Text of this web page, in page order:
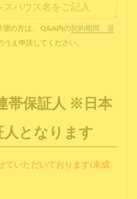
望の方は、 Q&A内の契約期間、退
うえ申請してください。
帯保証人 ※日本
人となります
ていただいております(未成